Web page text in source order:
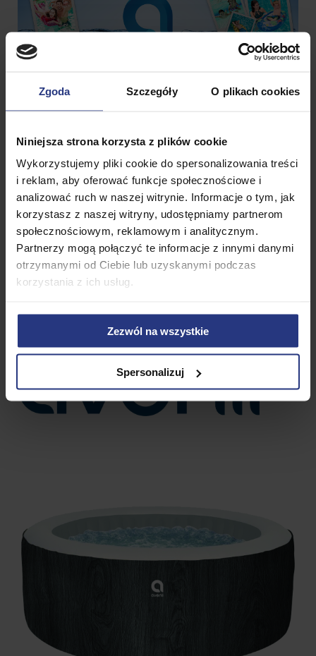
Zgoda Szczegóły O plikach cookies
Niniejsza strona korzysta z plików cookie
Wykorzystujemy pliki cookie do spersonalizowania treści
i reklam, aby oferować funkcje społecznościowe i
analizować ruch w naszej witrynie. Informacje o tym, jak
korzystasz z naszej witryny, udostępniamy partnerom
społecznościowym, reklamowym i analitycznym.
Partnerzy mogą połączyć te informacje z innymi danymi
otrzymanymi od Ciebie lub uzyskanymi podczas
korzystania z ich usług.
Zezwól na wszystkie
Spersonalizuj